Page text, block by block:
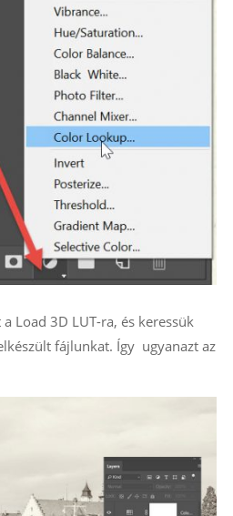
Load 3D LUT-ra, és keressük
fájlunkat. Így ugyanazt az